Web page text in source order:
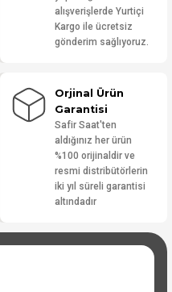
alışverişlerde Yurtiçi
Kargo ile ücretsiz
gönderim sağlıyoruz.
Orjinal Ürün
Garantisi
Safir Saat'ten
aldığınız her ürün
%100 orijinaldir ve
resmi distribütörlerin
iki yıl süreli garantisi
altındadır